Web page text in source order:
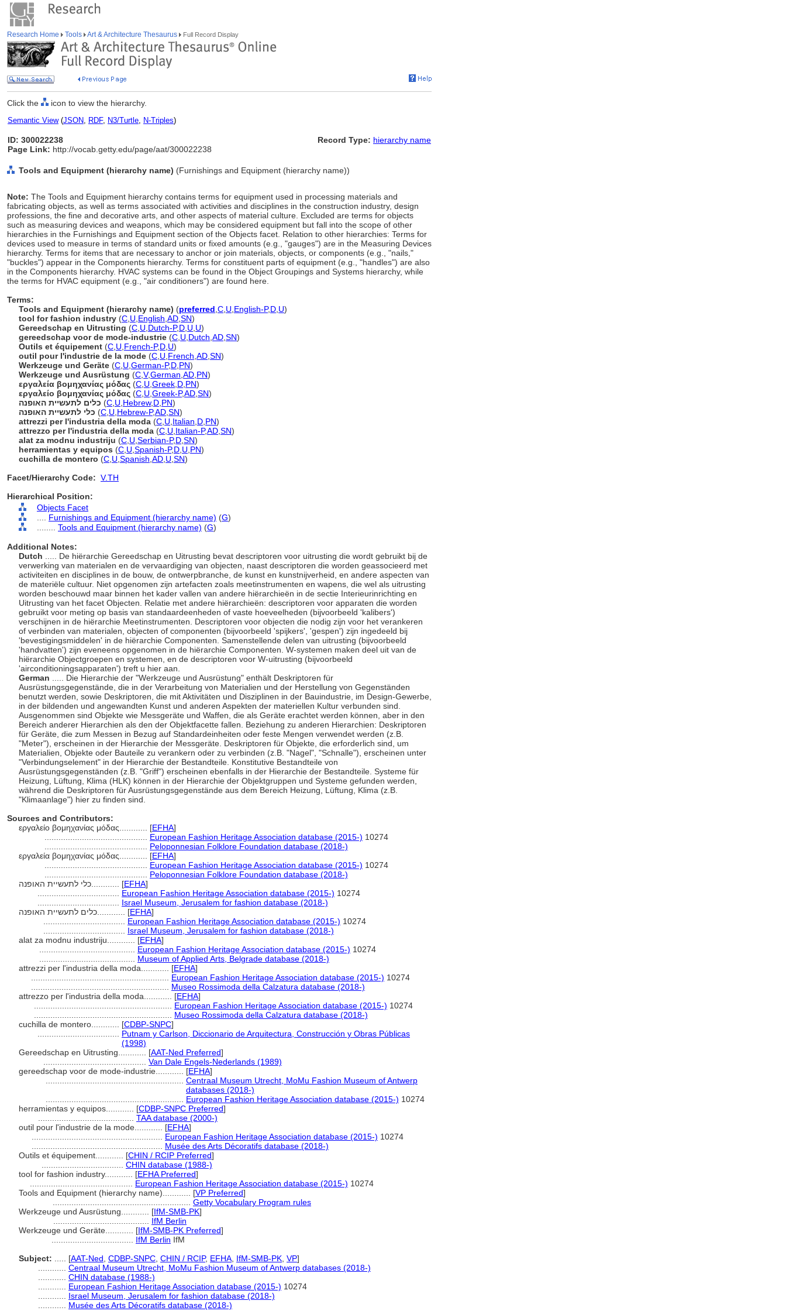
Research Home Tools Art & Architecture Thesaurus Full Record Display
Click the icon to view the hierarchy.
Semantic View(JSON, RDF, N3/Turtle, N-Triples)
ID: 300022238
Page Link: http://vocab.getty.edu/page/aat/300022238
Record Type: hierarchy name
Tools and Equipment (hierarchy name) (Furnishings and Equipment (hierarchy name))
Note: The Tools and Equipment hierarchy contains terms for equipment used in processing materials and
fabricating objects, as well as terms associated with activities and disciplines in the construction industry, design
professions, the fine and decorative arts, and other aspects of material culture. Excluded are terms for objects
such as measuring devices and weapons, which may be considered equipment but fall into the scope of other
hierarchies in the Furnishings and Equipment section of the Objects facet. Relation to other hierarchies: Terms for
devices used to measure in terms of standard units or fixed amounts (e.g., "gauges") are in the Measuring Devices
hierarchy. Terms for items that are necessary to anchor or join materials, objects, or components (e.g., "nails,"
"buckles") appear in the Components hierarchy. Terms for constituent parts of equipment (e.g., "handles") are also
in the Components hierarchy. HVAC systems can be found in the Object Groupings and Systems hierarchy, while
the terms for HVAC equipment (e.g., "air conditioners") are found here.
Terms:
Tools and Equipment (hierarchy name) (preferred C U English-P,D U)
tool for fashion industry (C U English AD SN)
Gereedschap en Uitrusting (C U Dutch-P,D U U)
gereedschap voor de mode-industrie (C U Dutch AD SN)
Outils et équipement (C U French-P,D U)
outil pour l'industrie de la mode (C U French AD SN)
Werkzeuge und Geräte (C U German-P,D PN)
Werkzeuge und Ausrüstung (C V,German AD PN)
εργαλεία βομηχανίας μόδας (C U Greek D PN)
εργαλείο βομηχανίας μόδας (C U Greek-P,AD SN)
כלים לתעשיית האופנה (C U Hebrew, D PN)
כלי לתעשיית האופנה (C U Hebrew-P,AD SN)
attrezzi per l'industria della moda (C U Italian D PN)
attrezzo per l'industria della moda (C U Italian-P,AD SN)
alat za modnu industriju (C U Serbian-P,D SN)
herramientas y equipos (C U Spanish-P,D U PN)
cuchilla de montero (C U Spanish AD U SN)
Facet/Hierarchy Code: V.TH
Hierarchical Position:
Objects Facet
Furnishings and Equipment (hierarchy name) (G)
Tools and Equipment (hierarchy name) (G)
Additional Notes:
Dutch
..... De hiërarchie Gereedschap en Uitrusting bevat descriptoren voor uitrusting die wordt gebruikt bij de
verwerking van materialen en de vervaardiging van objecten, naast descriptoren die worden geassocieerd met
activiteiten en disciplines in de bouw, de ontwerpbranche, de kunst en kunstnijverheid, en andere aspecten van
de materiële cultuur. Niet opgenomen zijn artefacten zoals meetinstrumenten en wapens, die wel als uitrusting
worden beschouwd maar binnen het kader vallen van andere hiërarchieën in de sectie Interieurinrichting en
Uitrusting van het facet Objecten. Relatie met andere hiërarchieën: descriptoren voor apparaten die worden
gebruikt voor meting op basis van standaardeenheden of vaste hoeveelheden (bijvoorbeeld 'kalibers')
verschijnen in de hiërarchie Meetinstrumenten. Descriptoren voor objecten die nodig zijn voor het verankeren
of verbinden van materialen, objecten of componenten (bijvoorbeeld 'spijkers', 'gespen') zijn ingedeeld bij
'bevestigingsmiddelen' in de hiërarchie Componenten. Samenstellende delen van uitrusting (bijvoorbeeld
'handvatten') zijn eveneens opgenomen in de hiërarchie Componenten. W-systemen maken deel uit van de
hiërarchie Objectgroepen en systemen, en de descriptoren voor W-uitrusting (bijvoorbeeld
'airconditioningsapparaten') treft u hier aan.
German
..... Die Hierarchie der "Werkzeuge und Ausrüstung" enthält Deskriptoren für
Ausrüstungsgegenstände, die in der Verarbeitung von Materialien und der Herstellung von Gegenständen
benutzt werden, sowie Deskriptoren, die mit Aktivitäten und Disziplinen in der Bauindustrie, im Design-Gewerbe,
in der bildenden und angewandten Kunst und anderen Aspekten der materiellen Kultur verbunden sind.
Ausgenommen sind Objekte wie Messgeräte und Waffen, die als Geräte erachtet werden können, aber in den
Bereich anderer Hierarchien als den der Objektfacette fallen. Beziehung zu anderen Hierarchien: Deskriptoren
für Geräte, die zum Messen in Bezug auf Standardeinheiten oder feste Mengen verwendet werden (z.B.
"Meter"), erscheinen in der Hierarchie der Messgeräte. Deskriptoren für Objekte, die erforderlich sind, um
Materialien, Objekte oder Bauteile zu verankern oder zu verbinden (z.B. "Nagel", "Schnalle"), erscheinen unter
"Verbindungselement" in der Hierarchie der Bestandteile. Konstitutive Bestandteile von
Ausrüstungsgegenständen (z.B. "Griff") erscheinen ebenfalls in der Hierarchie der Bestandteile. Systeme für
Heizung, Lüftung, Klima (HLK) können in der Hierarchie der Objektgruppen und Systeme gefunden werden,
während die Deskriptoren für Ausrüstungsgegenstände aus dem Bereich Heizung, Lüftung, Klima (z.B.
"Klimaanlage") hier zu finden sind.
Sources and Contributors:
εργαλείο βομηχανίας μόδας............ [EFHA]
European Fashion Heritage Association database (2015-) 10274
Peloponnesian Folklore Foundation database (2018-)
εργαλεία βομηχανίας μόδας............ [EFHA]
European Fashion Heritage Association database (2015-) 10274
Peloponnesian Folklore Foundation database (2018-)
[EFHA]
European Fashion Heritage Association database (2015-) 10274
Israel Museum, Jerusalem for fashion database (2018-)
[EFHA]
European Fashion Heritage Association database (2015-) 10274
Israel Museum, Jerusalem for fashion database (2018-)
alat za modnu industriju............ [EFHA]
European Fashion Heritage Association database (2015-) 10274
Museum of Applied Arts, Belgrade database (2018-)
attrezzi per l'industria della moda............ [EFHA]
European Fashion Heritage Association database (2015-) 10274
Museo Rossimoda della Calzatura database (2018-)
attrezzo per l'industria della moda............ [EFHA]
European Fashion Heritage Association database (2015-) 10274
Museo Rossimoda della Calzatura database (2018-)
cuchilla de montero............ [CDBP-SNPC]
Putnam y Carlson, Diccionario de Arquitectura, Construcción y Obras Públicas
(1998)
Gereedschap en Uitrusting............ [AAT-Ned Preferred]
Van Dale Engels-Nederlands (1989)
gereedschap voor de mode-industrie............ [EFHA]
Centraal Museum Utrecht, MoMu Fashion Museum of Antwerp
databases (2018-)
European Fashion Heritage Association database (2015-) 10274
herramientas y equipos............ [CDBP-SNPC Preferred]
TAA database (2000-)
outil pour l'industrie de la mode............ [EFHA]
European Fashion Heritage Association database (2015-) 10274
Musée des Arts Décoratifs database (2018-)
Outils et équipement............ [CHIN / RCIP Preferred]
CHIN database (1988-)
tool for fashion industry............ [EFHA Preferred]
European Fashion Heritage Association database (2015-) 10274
Tools and Equipment (hierarchy name)............ [VP Preferred]
Getty Vocabulary Program rules
Werkzeuge und Ausrüstung............ [IfM-SMB-PK]
IfM Berlin
Werkzeuge und Geräte............ [IfM-SMB-PK Preferred]
IfM Berlin IfM
Subject:
[AAT-Ned CDBP-SNPC CHIN / RCIP, EFHA IfM-SMB-PK VP]
Centraal Museum Utrecht, MoMu Fashion Museum of Antwerp databases (2018-)
CHIN database (1988-)
European Fashion Heritage Association database (2015-) 10274
Israel Museum, Jerusalem for fashion database (2018-)
Musée des Arts Décoratifs database (2018-)